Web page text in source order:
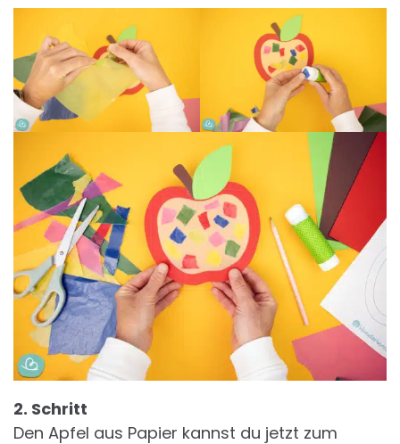
2. Schritt
Den Apfel aus Papier kannst du jetzt zum